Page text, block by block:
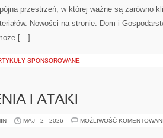
przestrzeń, w której ważne są zarówno
Nowości na stronie: Dom i
[…]
SPONSOROWANE
I ATAKI
MAJ - 2 - 2026 MOŻLIWOŚĆ